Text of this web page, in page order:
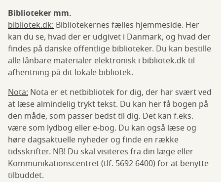
Biblioteker mm.
bibliotek.dk: Bibliotekernes fælles hjemmeside. Her
kan du se, hvad der er udgivet i Danmark, og hvad der
findes på danske offentlige biblioteker. Du kan bestille
alle lånbare materialer elektronisk i bibliotek.dk til
afhentning på dit lokale bibliotek.
Nota: Nota er et netbibliotek for dig, der har svært ved
at læse almindelig trykt tekst. Du kan her få bogen på
den måde, som passer bedst til dig. Det kan f.eks.
være som lydbog eller e-bog. Du kan også læse og
høre dagsaktuelle nyheder og finde en række
tidsskrifter. NB! Du skal visiteres fra din læge eller
Kommunikationscentret (tlf. 5692 6400) for at benytte
tilbuddet.